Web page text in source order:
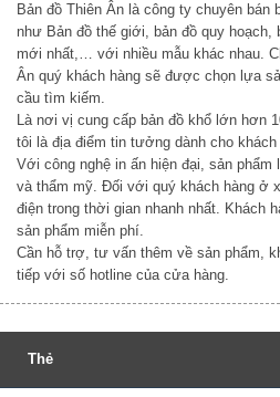
Bản đồ Thiên Ân là công ty chuyên bán
như Bản đồ thế giới, bản đồ quy hoạch,
mới nhất,… với nhiều mẫu khác nhau.
Ân quý khách hàng sẽ được chọn lựa
cầu tìm kiếm.
Là nơi vị cung cấp bản đồ khổ lớn hơn
tôi là địa điểm tin tưởng dành cho khách
Với công nghệ in ấn hiện đại, sản
và thẩm mỹ. Đối với quý khách hàng ở
điện trong thời gian nhanh nhất. Khách
sản phẩm miễn phí.
Cần hỗ trợ, tư vấn thêm về sản phẩm,
tiếp với số hotline của cửa hàng.
Thẻ